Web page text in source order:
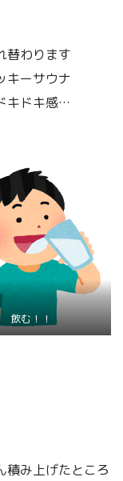
替わります
キーサウナ
キドキ感…
飲む！！
積み上げたところ